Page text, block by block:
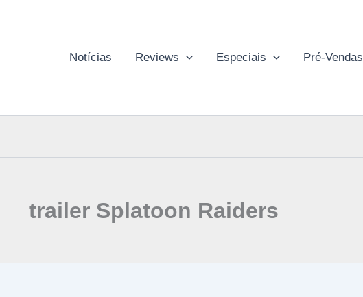
Notícias Reviews Especiais Pré-Vendas
trailer Splatoon Raiders